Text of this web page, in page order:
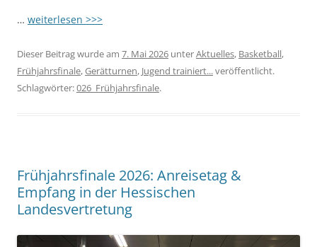
… weiterlesen >>>
Dieser Beitrag wurde am 7. Mai 2026 unterAktuelles, Basketball,
Frühjahrsfinale,Gerätturnen, Jugend trainiert...veröffentlicht.
Schlagwörter:026_Frühjahrsfinale.
Frühjahrsfinale 2026: Anreisetag &
Empfang in der Hessischen
Landesvertretung